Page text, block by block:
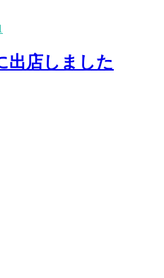
店しました